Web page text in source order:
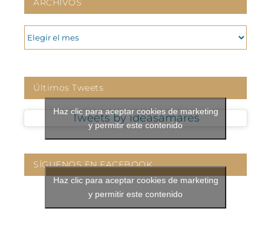
ARCHIVOS
ARCHIVOS
Últimos Tweets
Tweets by ideasamares
Haz clic para aceptar cookies de marketing
y permitir este contenido
SÍGUENOS EN FACEBOOK
Haz clic para aceptar cookies de marketing
y permitir este contenido